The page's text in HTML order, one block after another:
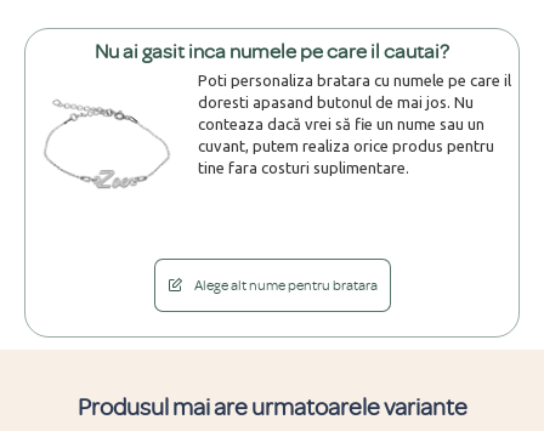
Nu ai gasit inca numele pe care il cautai?
Poti personaliza bratara cu numele pe care il
doresti apasand butonul de mai jos. Nu
conteaza dacă vrei să fie un nume sau un
cuvant, putem realiza orice produs pentru
tine fara costuri suplimentare.
Alege alt nume pentru bratara
Produsul mai are urmatoarele variante